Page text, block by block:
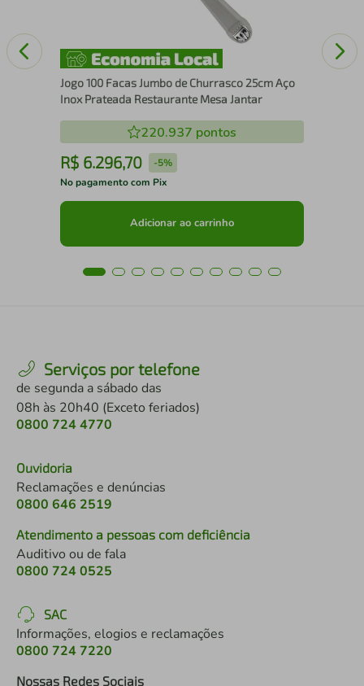
Jogo 100 Facas Jumbo de Churrasco 25cm Aço
Inox Prateada Restaurante Mesa Jantar
220.937 pontos
R$ 6.296,70 -5%
No pagamento com Pix
Adicionar ao carrinho
Serviços por telefone
de segunda a sábado das
08h às 20h40 (Exceto feriados)
0800 724 4770
Ouvidoria
Reclamações e denúncias
0800 646 2519
Atendimento a pessoas com deficiência
Auditivo ou de fala
0800 724 0525
SAC
Informações, elogios e reclamações
0800 724 7220
Nossas Redes Sociais